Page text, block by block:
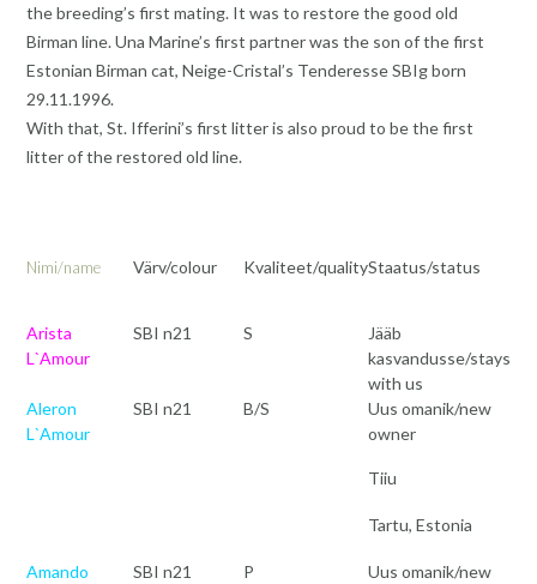
the breeding’s first mating. It was to restore the good old
Birman line. Una Marine’s first partner was the son of the first
Estonian Birman cat, Neige-Cristal’s Tenderesse SBIg born
29.11.1996.
With that, St. Ifferini’s first litter is also proud to be the first
litter of the restored old line.
Nimi/name Värv/colour Kvaliteet/qualityStaatus/status
Arista
L`Amour
SBI n21 S
Jääb
kasvandusse/stays
with us
Aleron
L`Amour
SBI n21 B/S
Uus omanik/new
owner
Tiiu
Tartu, Estonia
Amando
SBI n21 P
Uus omanik/new